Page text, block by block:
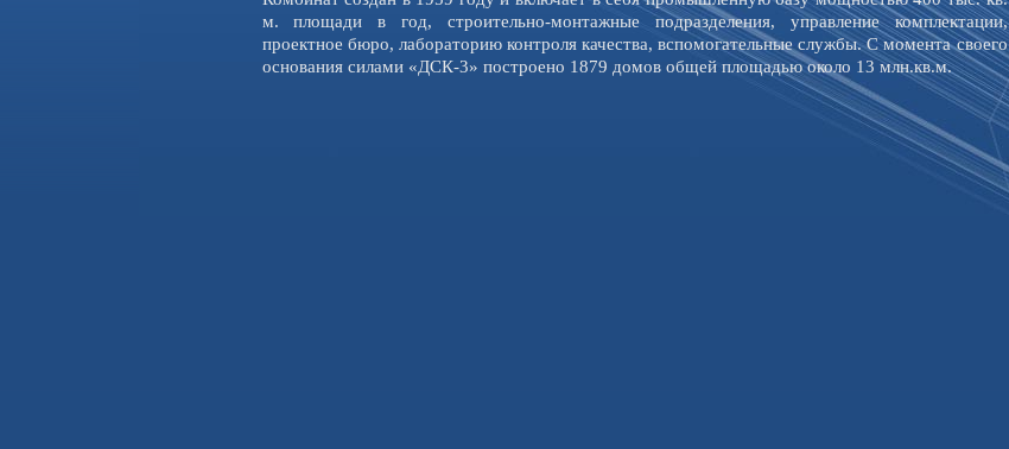
м. площади в год, строительно-монтажные подразделения, управление комплектации,
проектное бюро, лабораторию контроля качества, вспомогательные службы. С момента своего
основания силами «ДСК-3» построено 1879 домов общей площадью около 13 млн.кв.м.